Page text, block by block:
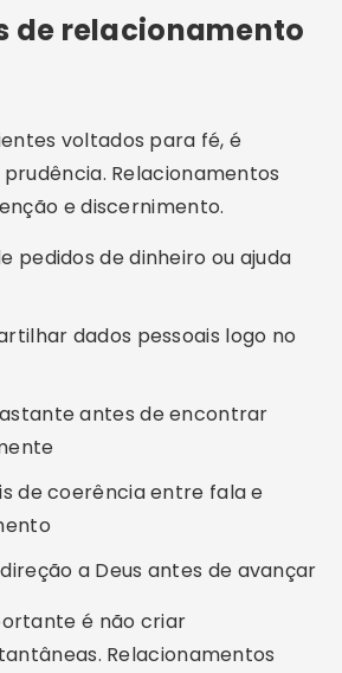
de relacionamento
voltados para fé, é
Relacionamentos
e discernimento.
pedidos de dinheiro ou ajuda
dados pessoais logo no
antes de encontrar
de coerência entre fala e
a Deus antes de avançar
é não criar
Relacionamentos